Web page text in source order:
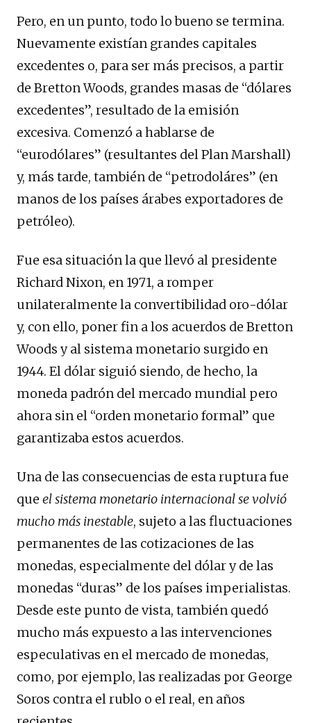
Pero, en un punto, todo lo bueno se termina.
Nuevamente existían grandes capitales
excedentes o, para ser más precisos, a partir
de Bretton Woods, grandes masas de “dólares
excedentes”, resultado de la emisión
excesiva. Comenzó a hablarse de
“eurodólares” (resultantes del Plan Marshall)
y, más tarde, también de “petrodoláres” (en
manos de los países árabes exportadores de
petróleo).
Fue esa situación la que llevó al presidente
Richard Nixon, en 1971, a romper
unilateralmente la convertibilidad oro-dólar
y, con ello, poner fin a los acuerdos de Bretton
Woods y al sistema monetario surgido en
1944. El dólar siguió siendo, de hecho, la
moneda padrón del mercado mundial pero
ahora sin el “orden monetario formal” que
garantizaba estos acuerdos.
Una de las consecuencias de esta ruptura fue
que el sistema monetario internacional se volvió
mucho más inestable, sujeto a las fluctuaciones
permanentes de las cotizaciones de las
monedas, especialmente del dólar y de las
monedas “duras” de los países imperialistas.
Desde este punto de vista, también quedó
mucho más expuesto a las intervenciones
especulativas en el mercado de monedas,
como, por ejemplo, las realizadas por George
Soros contra el rublo o el real, en años